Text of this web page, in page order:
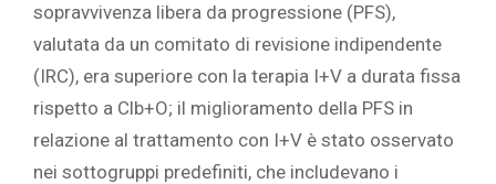
sopravvivenza libera da progressione (PFS),
valutata da un comitato di revisione indipendente
(IRC), era superiore con la terapia I+V a durata fissa
rispetto a Clb+O; il miglioramento della PFS in
relazione al trattamento con I+V è stato osservato
nei sottogruppi predefiniti, che includevano i